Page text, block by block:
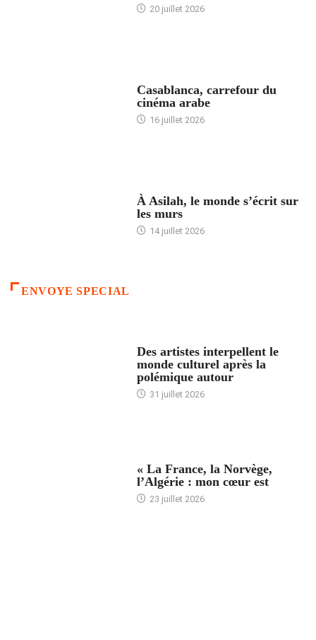
20 juillet 2026
Casablanca, carrefour du
cinéma arabe
16 juillet 2026
À Asilah, le monde s’écrit sur
les murs
14 juillet 2026
ENVOYE SPECIAL
Des artistes interpellent le
monde culturel après la
polémique autour
31 juillet 2026
« La France, la Norvège,
l’Algérie : mon cœur est
23 juillet 2026